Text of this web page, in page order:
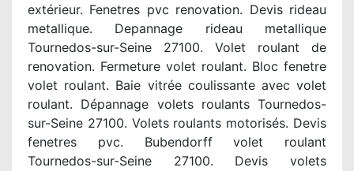
extérieur. Fenetres pvc renovation. Devis rideau
metallique. Depannage rideau metallique
Tournedos-sur-Seine 27100. Volet roulant de
renovation. Fermeture volet roulant. Bloc fenetre
volet roulant. Baie vitrée coulissante avec volet
roulant. Dépannage volets roulants Tournedos-
sur-Seine 27100. Volets roulants motorisés. Devis
fenetres pvc. Bubendorff volet roulant
Tournedos-sur-Seine 27100. Devis volets